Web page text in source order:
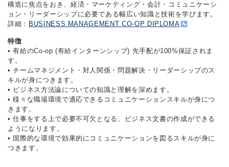
構造に焦点をおき、経済・マーケティング・会計・コミュニケーシ
ョン・リーダーシップに必要である幅広い知識と技術を学びます。
詳細： BUSINESS MANAGEMENT CO-OP DIPLOMA
特徴
• 有給のCo-op (有給インターンシップ) 先手配が100%保証されま
す。
• チームマネジメント・対人関係・問題解決・リーダーシップのス
キルが身につきます。
• ビジネス方法論についての知識と理解を深めます。
• 様々な職場環境で適応できるコミュニケーションスキルが身につ
きます。
• 仕事をする上で必要不可欠となる、ビジネス文書の作成ができる
ようになります。
• 国際的な環境で効果的にコミュニケーションを図るスキルが身に
つきます。